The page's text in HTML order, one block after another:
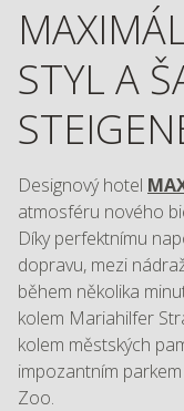
STYL A
Designový hotel
atmosféru nového
Díky perfektnímu
dopravu, mezi
během několika
kolem Mariahilfer
kolem městských
impozantním
Zoo.